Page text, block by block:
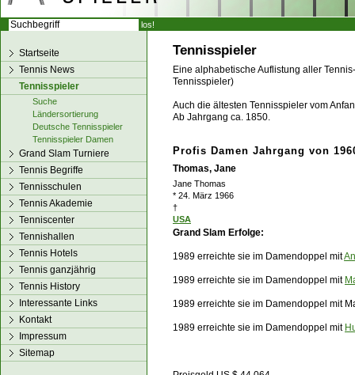
Tennisspieler
Eine alphabetische Auflistung aller
Tennisspieler)
Auch die ältesten Tennisspieler vom
Ab Jahrgang ca. 1850.
Profis Damen Jahrgang von
Thomas, Jane
Jane Thomas
* 24. März 1966
†
USA
Grand Slam Erfolge:
1989 erreichte sie im Damendoppel mit
1989 erreichte sie im Damendoppel mit
1989 erreichte sie im Damendoppel mit
1989 erreichte sie im Damendoppel mit
Startseite
Tennis News
Tennisspieler
Suche
Ländersortierung
Deutsche Tennisspieler
Tennisspieler Damen
Grand Slam Turniere
Tennis Begriffe
Tennisschulen
Tennis Akademie
Tenniscenter
Tennishallen
Tennis Hotels
Tennis ganzjährig
Tennis History
Interessante Links
Kontakt
Impressum
Sitemap
los!